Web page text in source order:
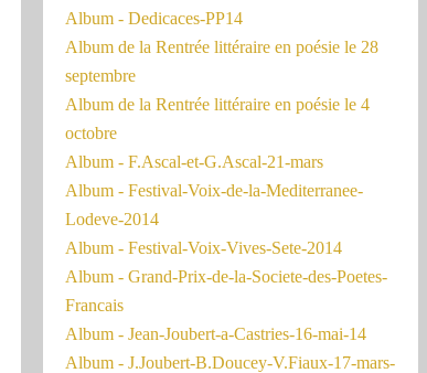
Album - Dedicaces-PP14
Album de la Rentrée littéraire en poésie le 28
septembre
Album de la Rentrée littéraire en poésie le 4
octobre
Album - F.Ascal-et-G.Ascal-21-mars
Album - Festival-Voix-de-la-Mediterranee-
Lodeve-2014
Album - Festival-Voix-Vives-Sete-2014
Album - Grand-Prix-de-la-Societe-des-Poetes-
Francais
Album - Jean-Joubert-a-Castries-16-mai-14
Album - J.Joubert-B.Doucey-V.Fiaux-17-mars-